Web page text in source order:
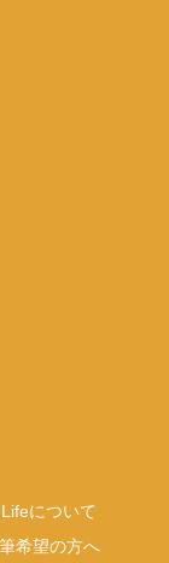
について
希望の方へ